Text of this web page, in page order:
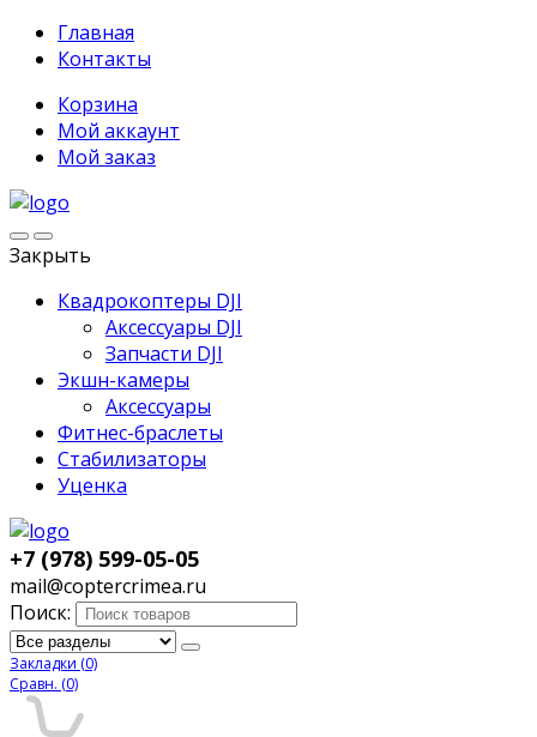
Главная
Контакты
Корзина
Мой аккаунт
Мой заказ
Закрыть
Квадрокоптеры DJI
Аксессуары DJI
Запчасти DJI
Экшн-камеры
Аксессуары
Фитнес-браслеты
Стабилизаторы
Уценка
+7 (978) 599-05-05
mail@coptercrimea.ru
Поиск:
Закладки (0)
Сравн. (0)